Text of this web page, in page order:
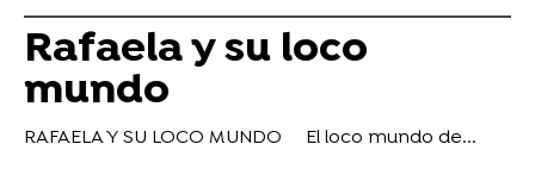
Rafaela y su loco
mundo
RAFAELA Y SU LOCO MUNDO El loco mundo de...